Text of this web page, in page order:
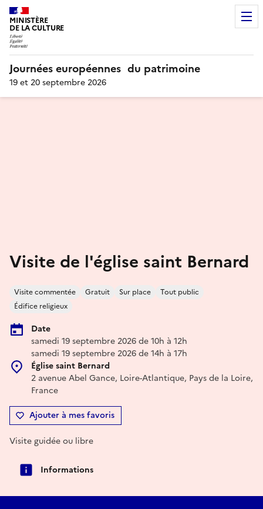
MINISTÈRE
DE LA CULTURE
Journées européennes du patrimoine
19 et 20 septembre 2026
Visite de l'église saint Bernard
Visite commentée Gratuit Sur place
Tout public
Édifice religieux
Date
samedi 19 septembre 2026 de 10h à 12h
samedi 19 septembre 2026 de 14h à 17h
Église saint Bernard
2 avenue Abel Gance, Loire-Atlantique, Pays de la Loire,
France
Ajouter à mes favoris
Visite guidée ou libre
Informations